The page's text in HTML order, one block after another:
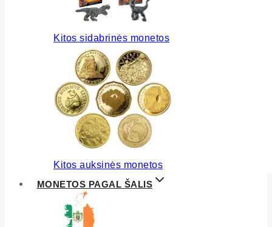
Kitos sidabrinės monetos
Kitos auksinės monetos
MONETOS PAGAL ŠALIS